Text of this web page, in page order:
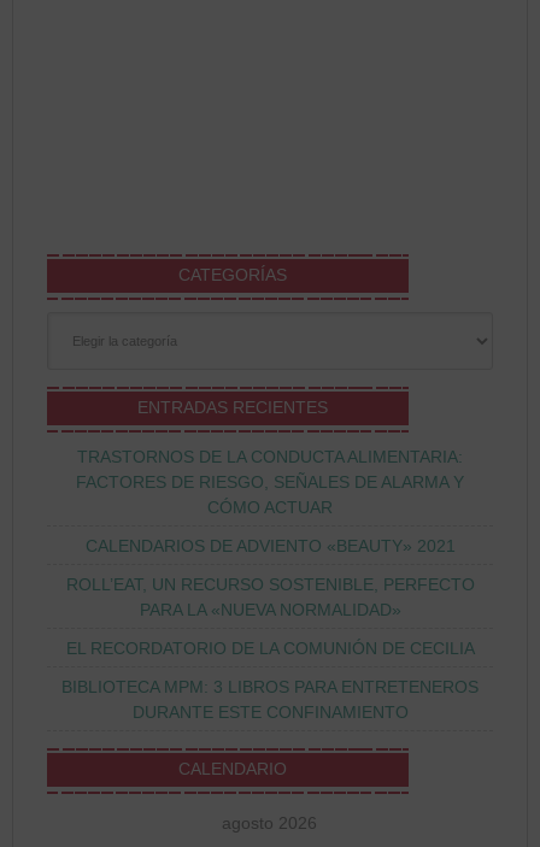
CATEGORÍAS
ENTRADAS RECIENTES
TRASTORNOS DE LA CONDUCTA ALIMENTARIA:
FACTORES DE RIESGO, SEÑALES DE ALARMA Y
CÓMO ACTUAR
CALENDARIOS DE ADVIENTO «BEAUTY» 2021
ROLL’EAT, UN RECURSO SOSTENIBLE, PERFECTO
PARA LA «NUEVA NORMALIDAD»
EL RECORDATORIO DE LA COMUNIÓN DE CECILIA
BIBLIOTECA MPM: 3 LIBROS PARA ENTRETENEROS
DURANTE ESTE CONFINAMIENTO
CALENDARIO
agosto 2026